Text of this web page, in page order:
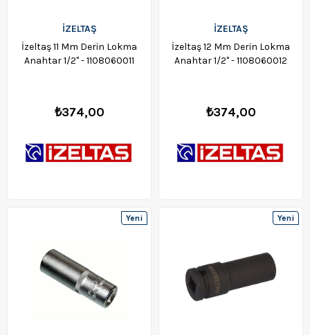
İZELTAŞ
İzeltaş 11 Mm Derin Lokma
Anahtar 1/2" - 1108060011
₺374,00
İZELTAŞ
İzeltaş 12 Mm Derin Lokma
Anahtar 1/2" - 1108060012
₺374,00
Yeni
Yeni